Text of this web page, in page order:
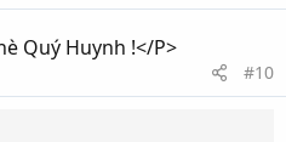
Quý Huynh !</P>
#10